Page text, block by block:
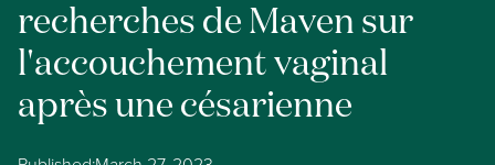
recherches de Maven sur
l'accouchement vaginal
après une césarienne